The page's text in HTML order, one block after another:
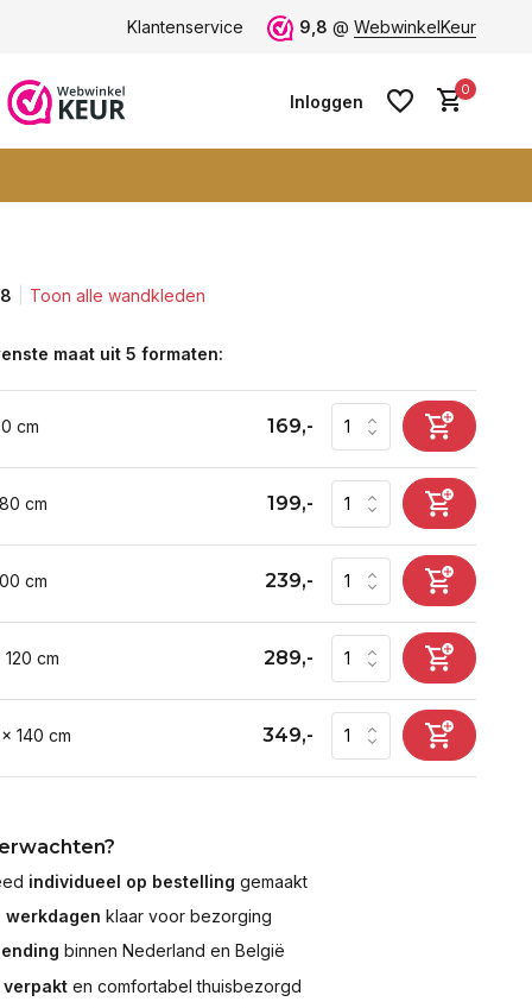
klantbeoordeling 9+ Grootste collectie -ruim 600+
Klantenservice 9,8 @ WebwinkelKeur
Inloggen
0
Toon alle wandkleden
maat uit 5 formaten:
cm 169,-
cm 199,-
cm 239,-
cm 289,-
140 cm 349,-
individueel op bestelling gemaakt
werkdagen klaar voor bezorging
binnen Nederland en België
en comfortabel thuisbezorgd